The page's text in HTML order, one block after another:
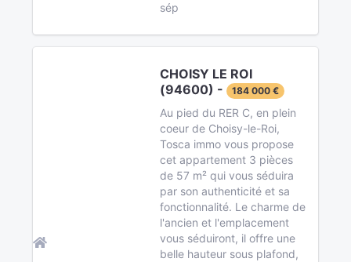
sép
CHOISY LE ROI
(94600) -
184 000 €
Au pied du RER C, en plein
coeur de Choisy-le-Roi,
Tosca immo vous propose
cet appartement 3 pièces
de 57 m² qui vous séduira
par son authenticité et sa
fonctionnalité. Le charme de
l'ancien et l'emplacement
vous séduiront, il offre une
belle hauteur sous plafond,